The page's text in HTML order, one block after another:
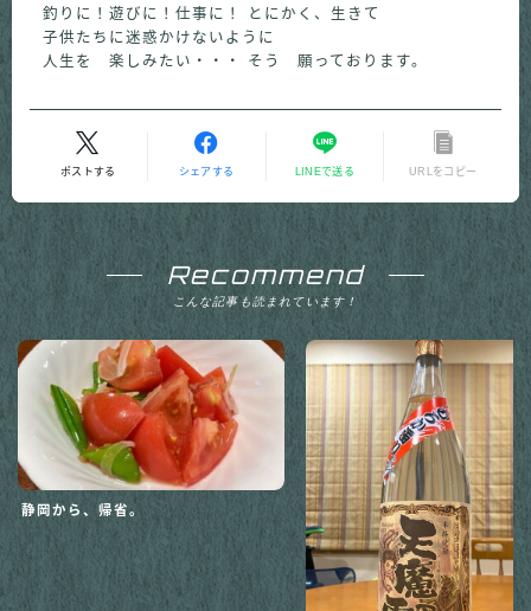
釣りに！遊びに！仕事に！ とにかく、生きて
子供たちに迷惑かけないように
人生を 楽しみたい・・・ そう 願っております。
ポストする シェアする LINEで送る URLをコピー
Recommend
こんな記事も読まれています！
静岡から、帰省。